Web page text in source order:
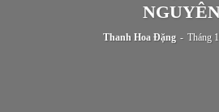
Thanh Hoa Đặng - Tháng